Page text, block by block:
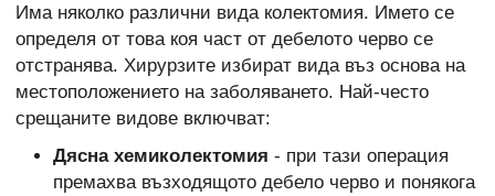
Има няколко различни вида колектомия. Името се
определя от това коя част от дебелото черво се
отстранява. Хирурзите избират вида въз основа на
местоположението на заболяването. Най-често
срещаните видове включват:
Дясна хемиколектомия - при тази операция
премахва възходящото дебело черво и понякога